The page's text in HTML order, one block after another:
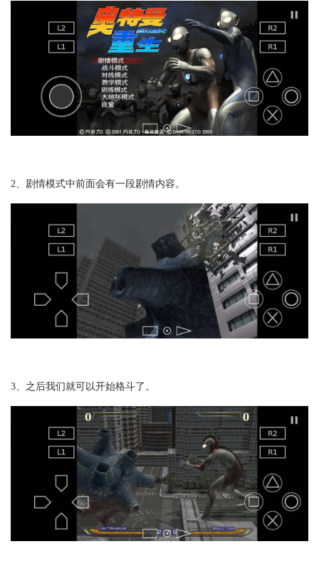
2、剧情模式中前面会有一段剧情内容。
3、之后我们就可以开始格斗了。